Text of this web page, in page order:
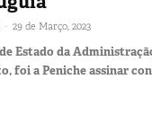
- 29 de Março, 2023
Estado da
foi a Peniche assinar